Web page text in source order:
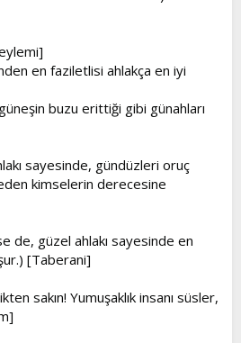
en faziletlisi ahlakça en iyi
buzu erittiği gibi günahları
sayesinde, gündüzleri oruç
kimselerin derecesine
de, güzel ahlakı sayesinde en
[Taberani]
sakın! Yumuşaklık insanı süsler,